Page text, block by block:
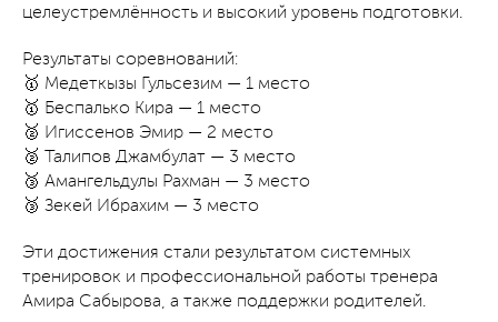
целеустремлённость и высокий уровень подготовки.
Результаты соревнований:
🥇 Медеткызы Гульсезим — 1 место
🥇 Беспалько Кира — 1 место
🥈 Игиссенов Эмир — 2 место
🥈 Талипов Джамбулат — 3 место
🥉 Амангельдулы Рахман — 3 место
🥉 Зекей Ибрахим — 3 место
Эти достижения стали результатом системных
тренировок и профессиональной работы тренера
Амира Сабырова, а также поддержки родителей.